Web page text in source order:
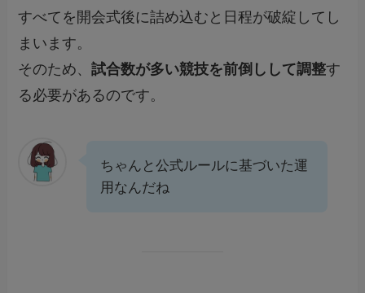
すべてを開会式後に詰め込むと日程が破綻してし
まいます。
そのため、試合数が多い競技を前倒しして調整す
る必要があるのです。
ちゃんと公式ルールに基づいた運
用なんだね